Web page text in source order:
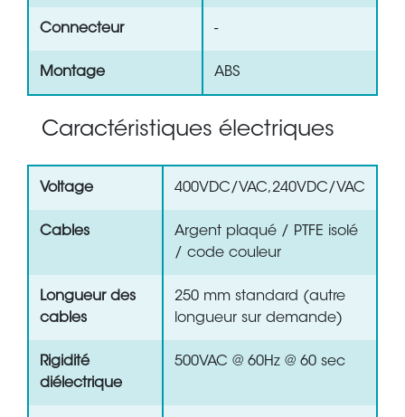
Connecteur -
Montage ABS
Caractéristiques électriques
Voltage 400VDC/VAC,240VDC/VAC
Cables
Argent plaqué / PTFE isolé
/ code couleur
Longueur des
cables
250 mm standard (autre
longueur sur demande)
Rigidité
diélectrique
500VAC @ 60Hz @ 60 sec